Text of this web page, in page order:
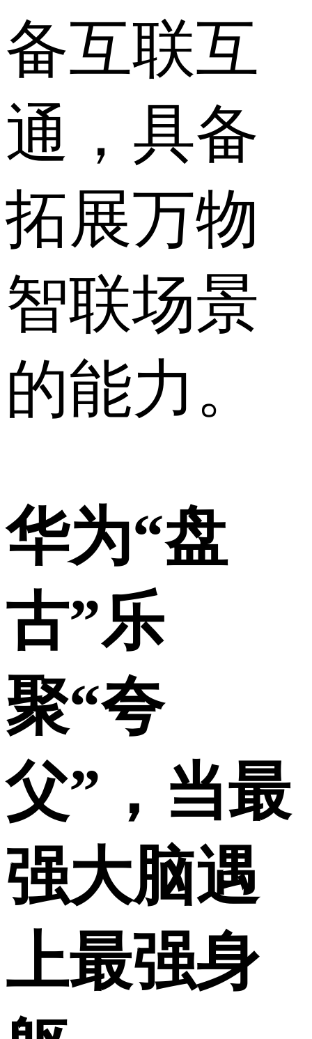
备互联互
通，具备
拓展万物
智联场景
的能力。
华为“盘
古”乐
聚“夸
父”，当最
强大脑遇
上最强身